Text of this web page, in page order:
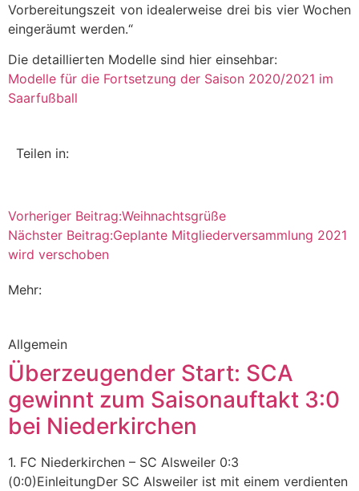
Vorbereitungszeit von idealerweise drei bis vier Wochen
eingeräumt werden.“
Die detaillierten Modelle sind hier einsehbar:
Modelle für die Fortsetzung der Saison 2020/2021 im
Saarfußball
Teilen in:
Vorheriger Beitrag:Weihnachtsgrüße
Nächster Beitrag:Geplante Mitgliederversammlung 2021
wird verschoben
Mehr:
Allgemein
Überzeugender Start: SCA
gewinnt zum Saisonauftakt 3:0
bei Niederkirchen
1. FC Niederkirchen – SC Alsweiler 0:3
(0:0)EinleitungDer SC Alsweiler ist mit einem verdienten